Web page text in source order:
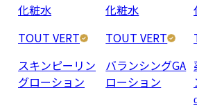
化粧水
TOUT VERT
スキンピーリン
グローション
化粧水
TOUT VERT
バランシングGA
ローション